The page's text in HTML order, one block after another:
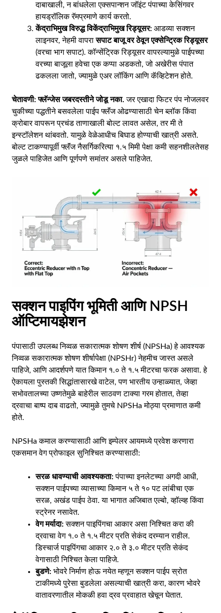
दाबाखाली, न बांधलेला एक्सपान्शन जॉइंट पंपाच्या केसिंगवर
हायड्रॉलिक रॅमप्रमाणे कार्य करतो.
केंद्राभिमुख विरुद्ध विकेंद्राभिमुख रिड्यूसर: आडव्या सक्शन
लाइनवर, नेहमी वापरासपाट बाजू वर ठेवून एक्सेन्ट्रिक रिड्यूसर
(वरचा भाग सपाट). कॉन्सेंट्रिक रिड्यूसर वापरल्यामुळे पाईपच्या
वरच्या बाजूला हवेचा एक कप्पा अडकतो, जो अखेरीस पंपात
ढकलला जातो, ज्यामुळे एअर लॉकिंग आणि कॅव्हिटेशन होते.
चेतावणी: फ्लॅन्जेस जबरदस्तीने जोडू नका. जर एखादा फिटर पंप नोजलवर
चुकीच्या पद्धतीने बसवलेला पाईप फ्लॅंज ओढण्यासाठी चेन ब्लॉक किंवा
क्रोबार वापरून प्रचंड ताणाखाली बोल्ट लावत असेल, तर मी ते
इन्स्टॉलेशन थांबवतो. यामुळे वेळेआधीच बिघाड होण्याची खात्री असते.
बोल्ट टाकण्यापूर्वी फ्लॅंज नैसर्गिकरित्या १.५ मिमी पेक्षा कमी सहनशीलतेसह
जुळले पाहिजेत आणि पूर्णपणे समांतर असले पाहिजेत.
सक्शन पाइपिंग भूमिती आणि NPSH
ऑप्टिमायझेशन
पंपासाठी उपलब्ध निव्वळ सकारात्मक शोषण शीर्ष (NPSHa) हे आवश्यक
निव्वळ सकारात्मक शोषण शीर्षापेक्षा (NPSHr) नेहमीच जास्त असले
पाहिजे, आणि आदर्शपणे यात किमान १.० ते १.५ मीटरचा फरक असावा. हे
ऐकायला पुस्तकी सिद्धांतासारखे वाटेल, पण भारतीय उन्हाळ्यात, जेव्हा
सभोवतालच्या उष्णतेमुळे बाहेरील साठवण टाक्या गरम होतात, तेव्हा
द्रवाचा बाष्प दाब वाढतो, ज्यामुळे तुमचे NPSHa मोठ्या प्रमाणात कमी
होते.
NPSHa कमाल करण्यासाठी आणि इम्पेलर आयमध्ये प्रवेश करणारा
एकसमान वेग प्रोफाइल सुनिश्चित करण्यासाठी:
सरळ धावण्याची आवश्यकता:पंपाच्या इनलेटच्या अगदी आधी,
सक्शन पाईपच्या व्यासाच्या किमान ५ ते १० पट लांबीचा एक
सरळ, अखंड पाईप ठेवा. या भागात अजिबात एल्बो, व्हॉल्व्ह किंवा
स्ट्रेनर नसावेत.
वेग मर्यादा:सक्शन पाइपिंगचा आकार असा निश्चित करा की
द्रवाचा वेग १.० ते १.५ मीटर प्रति सेकंद दरम्यान राहील.
डिस्चार्ज पाइपिंगचा आकार २.० ते ३.० मीटर प्रति सेकंद
वेगासाठी निश्चित केला पाहिजे.
बुडणे: भोवरे निर्माण होऊ नयेत म्हणून सक्शन पाईप स्रोत
टाकीमध्ये पुरेसा बुडलेला असल्याची खात्री करा, कारण भोवरे
वातावरणातील मोकळी हवा द्रव प्रवाहात खेचून घेतात.